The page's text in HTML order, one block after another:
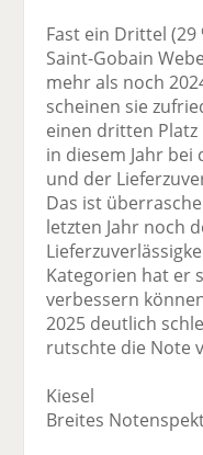
Fast ein Drittel (29
Saint-Gobain
mehr als noch
scheinen sie
einen dritten
in diesem Jahr bei
und der
Das ist
letzten Jahr noch
Kategorien hat er
verbessern
2025 deutlich
rutschte die Note
Kiesel
Breites